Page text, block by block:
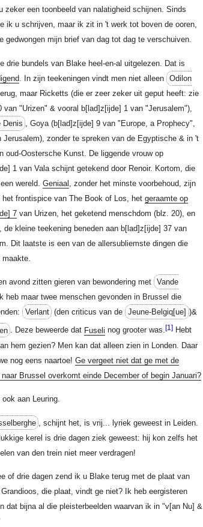
zeker een toonbeeld van nalatigheid schijnen. Sinds
ik u schrijven, maar ik zit in 't werk tot boven de ooren,
gedwongen mijn brief van dag tot dag te verschuiven.
drie bundels van Blake heel-en-al uitgelezen. Dat is
. In zijn teekeningen vindt men niet alleen Odilon
maar Ricketts (die er zeer zeker uit geput heeft: zie
van "Urizen" & vooral b[lad]z[ijde] 1 van "Jerusalem"),
Denis
, Goya (b[lad]z[ijde] 9 van "Europe, a Prophecy",
Jerusalem), zonder te spreken van de Egyptische & in 't
oud-Oostersche Kunst. De liggende vrouw op
1 van Vala schijnt getekend door Renoir. Kortom, die
wereld. Geniaal
, zonder het minste voorbehoud, zijn
het frontispice van The Book of Los, het geraamte op
7van Urizen, het geketend menschdom (blz. 20), en
de kleine teekening beneden aan b[lad]z[ijde] 37 van
Dit laatste is een van de allersubliemste dingen die
avond zitten gieren van bewondering met
Vande
heb maar twee menschen gevonden in Brussel die
Verlant (den criticus van de Jeune-Belgiq[ue] )&
. Deze beweerde dat Fuseli nog grooter was.[1] Hebt
hem gezien? Men kan dat alleen zien in Londen. Daar
nog eens naartoe! Ge vergeet niet dat ge met de
Brussel overkomt einde December of begin Januari?
ook aan Leuring.
, schijnt het, is vrij... lyriek geweest in Leiden.
kerel is drie dagen ziek geweest: hij kon zelfs het
van den trein niet meer verdragen!
of drie dagen zend ik u Blake terug met de plaat van
Grandioos, die plaat, vindt ge niet? Ik heb eergisteren
dat bijna al die pleisterbeelden waarvan ik in "v[an Nu] &